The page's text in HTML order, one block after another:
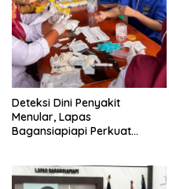
Deteksi Dini Penyakit
Menular, Lapas
Bagansiapiapi Perkuat